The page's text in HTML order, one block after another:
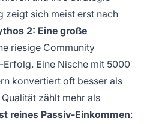
zeigt sich meist erst nach
2: Eine große
riesige Community
Eine Nische mit 5000
konvertiert oft besser als
zählt mehr als
reines Passiv-Einkommen: